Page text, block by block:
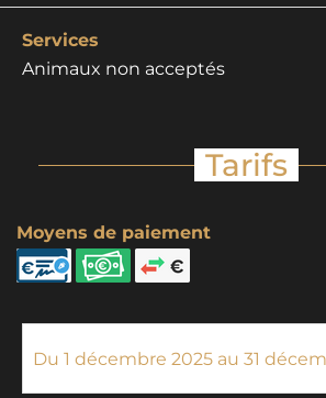
Services
Animaux non acceptés
Tarifs
Moyens de paiement